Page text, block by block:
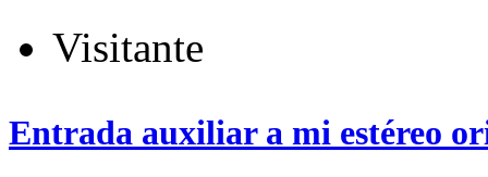
Visitante
Entrada auxiliar a mi estéreo